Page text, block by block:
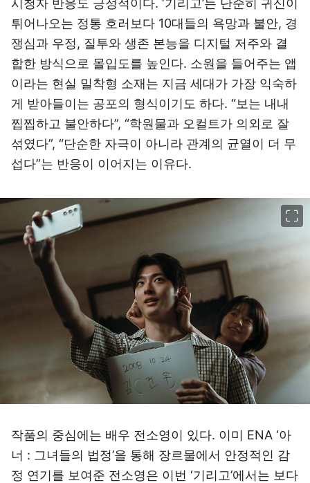
시청자 반응도 긍정적이다. ‘기리고’는 단순히 귀신이
튀어나오는 정통 호러보다 10대들의 욕망과 불안, 경
쟁심과 우정, 질투와 생존 본능을 디지털 저주와 결
합한 방식으로 몰입도를 높인다. 소원을 들어주는 앱
이라는 현실 밀착형 소재는 지금 세대가 가장 익숙하
게 받아들이는 공포의 형식이기도 하다. “보는 내내
찝찝하고 불안하다”, “학원물과 오컬트가 의외로 잘
섞였다”, “단순한 자극이 아니라 관계의 균열이 더 무
섭다”는 반응이 이어지는 이유다.
작품의 중심에는 배우 전소영이 있다. 이미 ENA ‘아
너 : 그녀들의 법정’을 통해 장르물에서 안정적인 감
정 연기를 보여준 전소영은 이번 ‘기리고’에서는 보다